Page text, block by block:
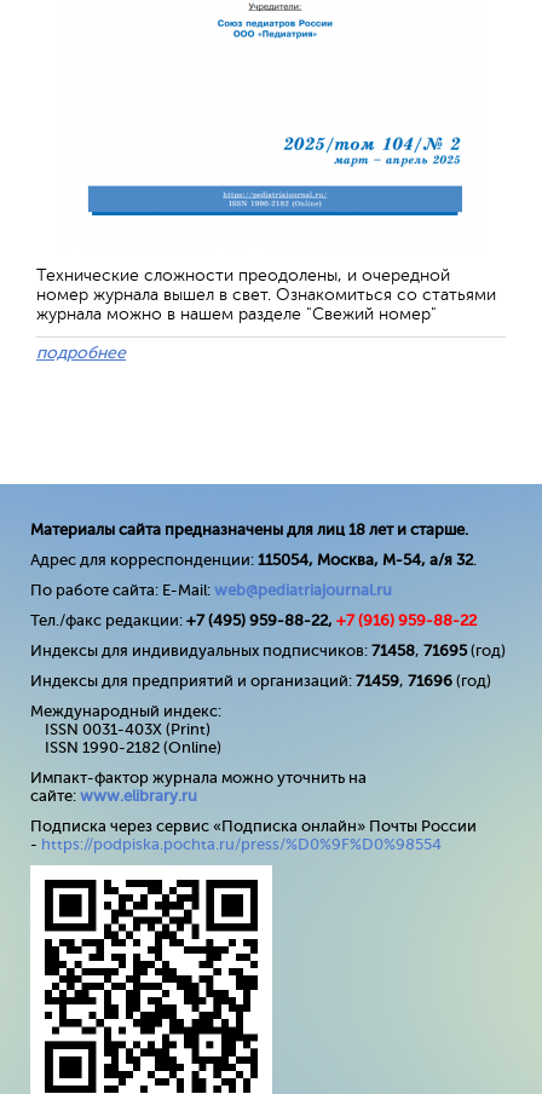
Технические сложности преодолены, и очередной
номер журнала вышел в свет. Ознакомиться со статьями
журнала можно в нашем разделе "Свежий номер"
подробнее
Материалы сайта предназначены для лиц 18 лет и старше.
Адрес для корреспонденции: 115054, Москва, М-54, а/я 32.
По работе сайта: E-Mail: web@pediatriajournal.ru
Тел./факс редакции: +7 (495) 959-88-22, +7 (916) 959-88-22
Индексы для индивидуальных подписчиков: 71458, 71695(год)
Индексы для предприятий и организаций: 71459, 71696 (год)
Международный индекс:
ISSN 0031-403X (Print)
ISSN 1990-2182 (Online)
Импакт-фактор журнала можно уточнить на
сайте: www.elibrary.ru
Подписка через сервис «Подписка онлайн» Почты России
- https://podpiska.pochta.ru/press/%D0%9F%D0%98554